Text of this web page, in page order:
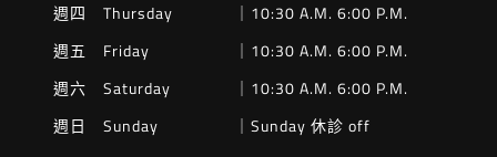
週四 Thursday
｜10:30 A.M. 6:00 P.M.
週五 Friday
｜10:30 A.M. 6:00 P.M.
週六 Saturday
｜10:30 A.M. 6:00 P.M.
週日 Sunday
｜Sunday 休診 off